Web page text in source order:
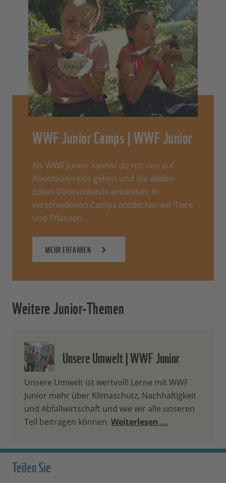
WWF Junior Camps | WWF Junior
Als WWF Junior kannst du mit uns auf
Abenteuerreise gehen und die wilden
Ecken Deutschlands erkunden. In
verschiedenen Camps entdecken wir Tiere
und Pflanzen.
MEHR ERFAHREN
Weitere Junior-Themen
Unsere Umwelt | WWF Junior
Unsere Umwelt ist wertvoll! Lerne mit WWF
Junior mehr über Klimaschutz, Nachhaltigkeit
und Abfallwirtschaft und wie wir alle unseren
Teil beitragen können. Weiterlesen ...
Teilen Sie